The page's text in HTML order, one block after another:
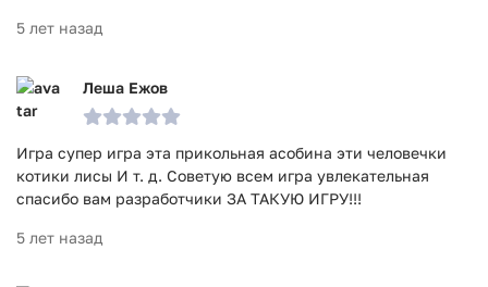
5 лет назад
Леша Ежов
Игра супер игра эта прикольная асобина эти человечки
котики лисы И т. д. Советую всем игра увлекательная
спасибо вам разработчики ЗА ТАКУЮ ИГРУ!!!
5 лет назад